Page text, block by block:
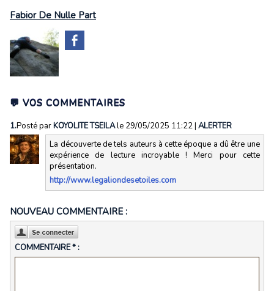
Fabior De Nulle Part
💬 VOS COMMENTAIRES
1.Posté parKOYOLITE TSEILAle 29/05/2025 11:22| ALERTER
La découverte de tels auteurs à cette époque a dû être une
expérience de lecture incroyable ! Merci pour cette
présentation.
http://www.legaliondesetoiles.com
NOUVEAU COMMENTAIRE :
COMMENTAIRE * :